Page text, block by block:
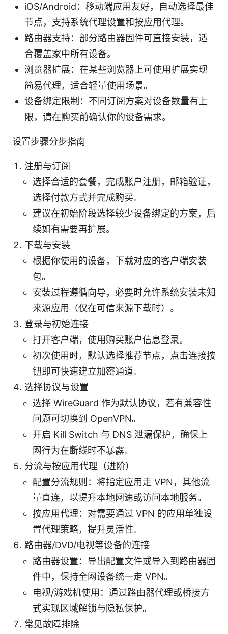
iOS/Android：移动端应用友好，自动选择最佳
节点，支持系统代理设置和按应用代理。
路由器支持：部分路由器固件可直接安装，适
合覆盖家中所有设备。
浏览器扩展：在某些浏览器上可使用扩展实现
简易代理，适合轻量使用场景。
设备绑定限制：不同订阅方案对设备数量有上
限，请在购买前确认你的设备需求。
设置步骤分步指南
注册与订阅
选择合适的套餐，完成账户注册，邮箱验证，
选择付款方式并完成购买。
建议在初始阶段选择较少设备绑定的方案，后
续如有需要再扩展。
下载与安装
根据你使用的设备，下载对应的客户端安装
包。
安装过程遵循向导，必要时允许系统安装未知
来源应用（仅在可信来源下载时）。
登录与初始连接
打开客户端，使用购买账户信息登录。
初次使用时，默认选择推荐节点，点击连接按
钮即可快速建立加密通道。
选择协议与设置
选择 WireGuard 作为默认协议，若有兼容性
问题可切换到 OpenVPN。
开启 Kill Switch 与 DNS 泄漏保护，确保上
网行为在断线时不暴露。
分流与按应用代理（进阶）
配置分流规则：将指定应用走 VPN，其他流
量直连，以提升本地网速或访问本地服务。
按应用代理：对需要通过 VPN 的应用单独设
置代理策略，提升灵活性。
路由器/DVD/电视等设备的连接
路由器设置：导出配置文件或导入到路由器固
件中，保持全网设备统一走 VPN。
电视/游戏机使用：通过路由器代理或桥接方
式实现区域解锁与隐私保护。
常见故障排除